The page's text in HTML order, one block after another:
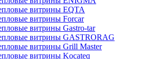
витрины EQTA
витрины Forcar
витрины Gastro-tar
витрины GASTRORAG
витрины Grill Master
витрины Kocateq